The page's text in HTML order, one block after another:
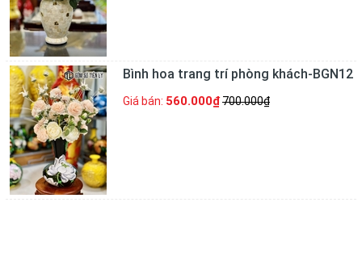
Bình hoa trang trí phòng khách-BGN12
Giá bán: 560.000₫700.000₫